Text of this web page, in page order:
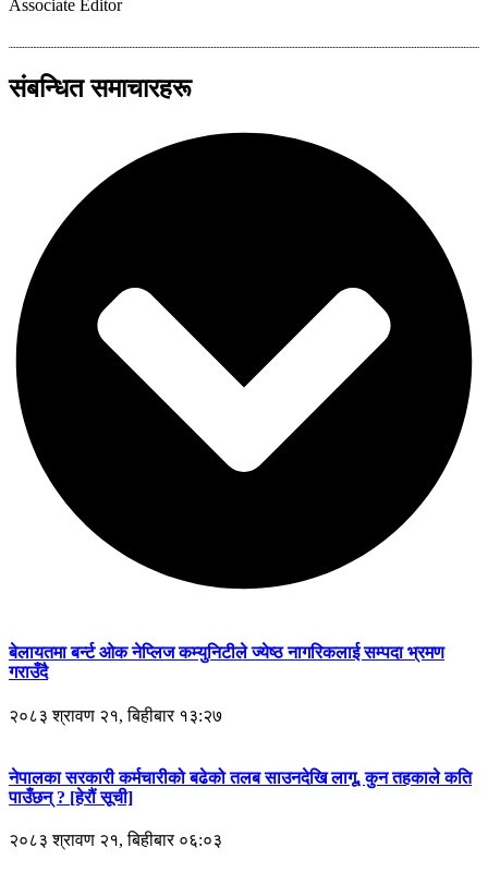
Associate Editor
संबन्धित समाचारहरू
बेलायतमा बर्न्ट ओक नेप्लिज कम्युनिटीले ज्येष्ठ नागरिकलाई सम्पदा भ्रमण
गराउँदै
२०८३ श्रावण २१, बिहीबार १३:२७
नेपालका सरकारी कर्मचारीको बढेको तलब साउनदेखि लागू, कुन तहकाले कति
पाउँछन् ? [हेरौं सूची]
२०८३ श्रावण २१, बिहीबार ०६:०३